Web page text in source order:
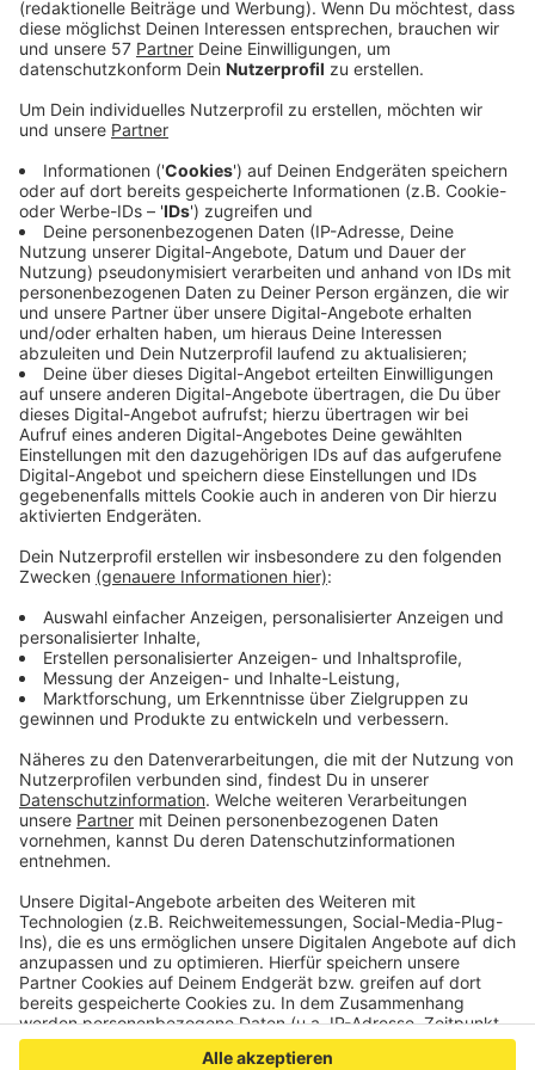
neu gebaut wird. In den Herbstferien werden auch
die Strecke zwischen Vicht Kirche und Vicht
Brücke sowie die Einmündungen Leuwstraße und
Rumpenstraße nicht befahrbar sein und die
Ortschaft ist dann nur noch von Zweifall aus
erreichbar.
Deswegen fährt die Linie 8 ab Zweifall Brücke über
Frackersberg und Breinig bis zum Kreisverkehr
Nachtigällchen, wo sie ihren gewohnten Linienweg
wieder aufnimmt. Und die Linie 58 fährt außerdem
von der Haltestelle Zweifall Brücke bis Vicht
Kirche, wo der Bus dann wendet und denselben
Weg wieder zurückfährt.
Fahrgäste aus Vicht, die nach Breinig möchten,
bleiben also in der Linie 58. Wer nach Stolberg
möchte, steigt an der der Haltestelle Zweifall
Brücke in die Linie 8 um. Dort kann es allerdings zu
Umsteigezeiten von bis zu 20 Minuten kommen.
Landesbetrieb Straßenbau NRW. Der hat
angekündigt, dass die neue Vollsperrung innerhalb
der Herbstferien wieder aufgehoben werden soll.
Veröffentlicht:Mittwoch, 28.09.2022 15:56
Anzeige
Anzeige